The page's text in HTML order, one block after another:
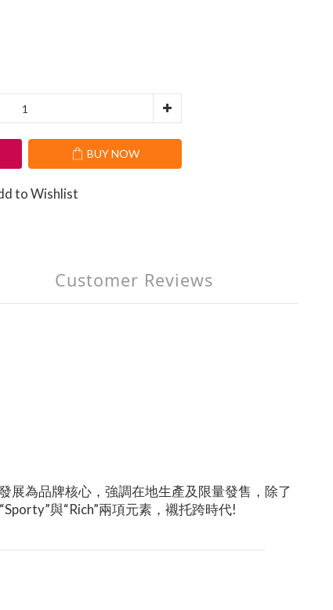
BUY NOW
to Wishlist
Customer Reviews
展為品牌核心，強調在地生產及限量發售，除了
與“Rich”兩項元素，襯托跨時代!